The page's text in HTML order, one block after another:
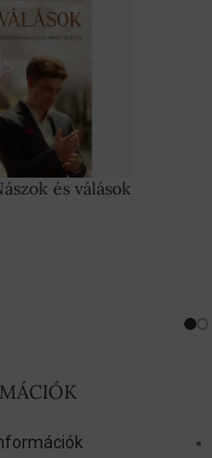
és válások